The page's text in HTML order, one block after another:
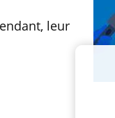
leur